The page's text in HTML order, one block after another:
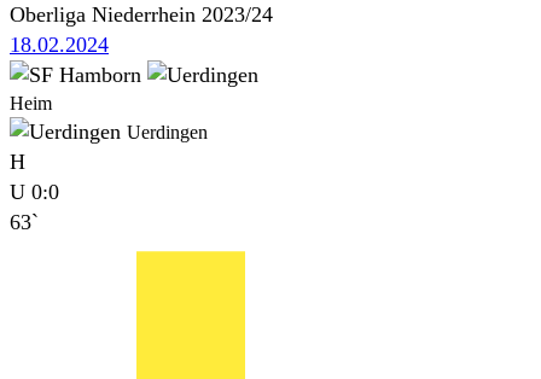
Oberliga Niederrhein 2023/24
18.02.2024
Heim
Uerdingen
H
U 0:0
63`